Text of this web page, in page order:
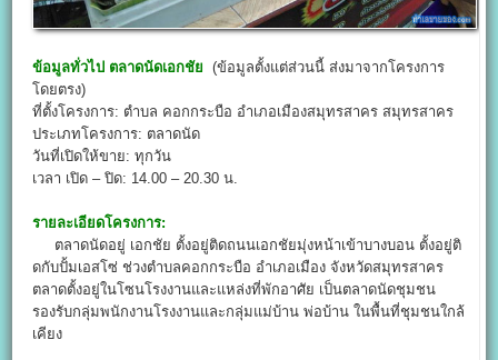
ข้อมูลทั่วไป ตลาดนัดเอกชัย (ข้อมูลตั้งแต่ส่วนนี้ ส่งมาจากโครงการ
โดยตรง)
ที่ตั้งโครงการ: ตำบล คอกกระบือ อำเภอเมืองสมุทรสาคร สมุทรสาคร
ประเภทโครงการ: ตลาดนัด
วันที่เปิดให้ขาย: ทุกวัน
เวลา เปิด – ปิด: 14.00 – 20.30 น.
รายละเอียดโครงการ:
ตลาดนัดอยู่ เอกชัย ตั้งอยู่ติดถนนเอกชัยมุ่งหน้าเข้าบางบอน ตั้งอยู่ติ
ดกับปั้มเอสโซ่ ช่วงตำบลคอกกระบือ อำเภอเมือง จังหวัดสมุทรสาคร
ตลาดตั้งอยู่ในโซนโรงงานและแหล่งที่พักอาศัย เป็นตลาดนัดชุมชน
รองรับกลุ่มพนักงานโรงงานและกลุ่มแม่บ้าน พ่อบ้าน ในพื้นที่ชุมชนใกล้
เคียง